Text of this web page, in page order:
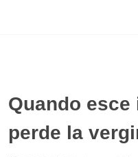
Quando
perde la